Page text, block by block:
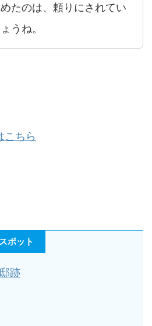
たのは、頼りにされてい
うね。
こちら
ポット
跡